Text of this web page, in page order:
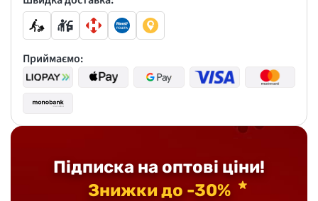
Підписка на оптові ціни!
Знижки до -30%
Приймаємо: